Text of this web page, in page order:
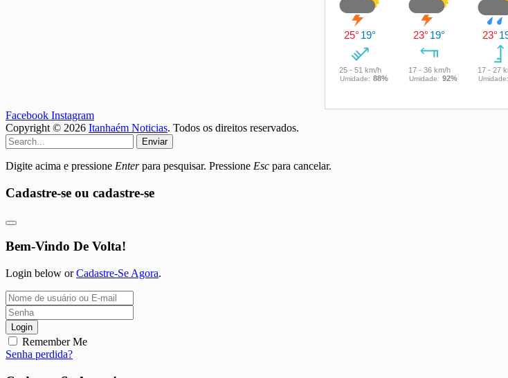
Facebook Instagram
Copyright © 2026 Itanhaém Noticias. Todos os direitos reservados.
Enviar
Digite acima e pressione Enterpara pesquisar. Pressione Esc para cancelar.
Cadastre-se ou cadastre-se
Bem-Vindo De Volta!
Login below orCadastre-Se Agora.
Login
Remember Me
Senha perdida?